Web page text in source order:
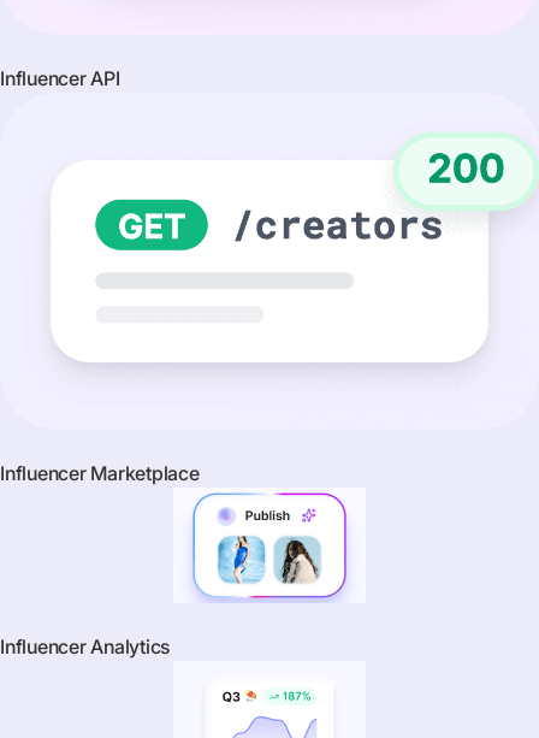
Influencer API
Influencer Marketplace
Influencer Analytics